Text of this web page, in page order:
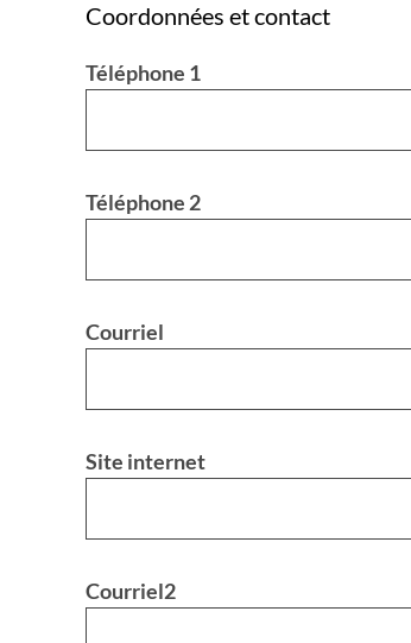
Coordonnées et contact
Téléphone 1
Téléphone 2
Courriel
Site internet
Courriel2